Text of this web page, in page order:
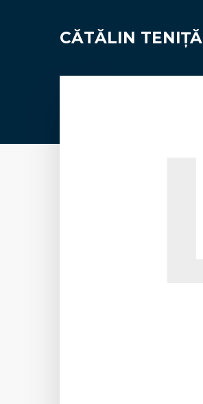
CĂTĂLIN TENIȚĂ